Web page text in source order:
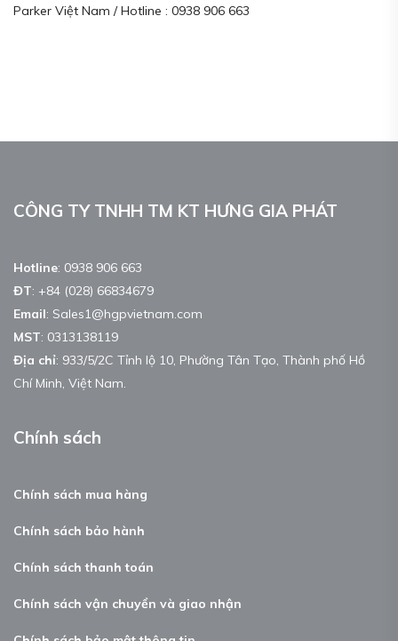
Parker Việt Nam / Hotline : 0938 906 663
CÔNG TY TNHH TM KT HƯNG GIA PHÁT
Hotline: 0938 906 663
ĐT: +84 (028) 66834679
Email: Sales1@hgpvietnam.com
MST: 0313138119
Địa chỉ: 933/5/2C Tỉnh lộ 10, Phường Tân Tạo, Thành phố Hồ
Chí Minh, Việt Nam.
Chính sách
Chính sách mua hàng
Chính sách bảo hành
Chính sách thanh toán
Chính sách vận chuyển và giao nhận